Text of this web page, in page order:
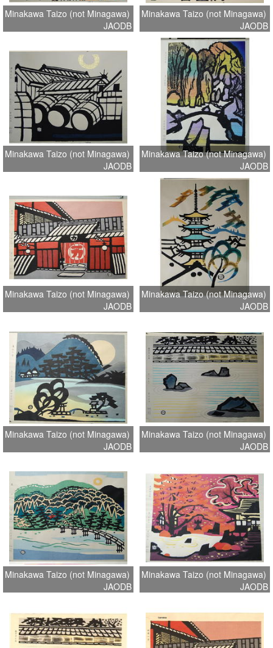
Minakawa Taizo (not Minagawa)
JAODB
Minakawa Taizo (not Minagawa)
JAODB
Minakawa Taizo (not Minagawa)
JAODB
Minakawa Taizo (not Minagawa)
JAODB
Minakawa Taizo (not Minagawa)
JAODB
Minakawa Taizo (not Minagawa)
JAODB
Minakawa Taizo (not Minagawa)
JAODB
Minakawa Taizo (not Minagawa)
JAODB
Minakawa Taizo (not Minagawa)
JAODB
Minakawa Taizo (not Minagawa)
JAODB